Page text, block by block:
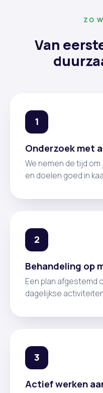
ZO
Van
1
Onderzoek met
We nemen de tijd
en doelen goed in
2
Behandeling op
Een plan afgestemd
dagelijkse
3
Actief werken